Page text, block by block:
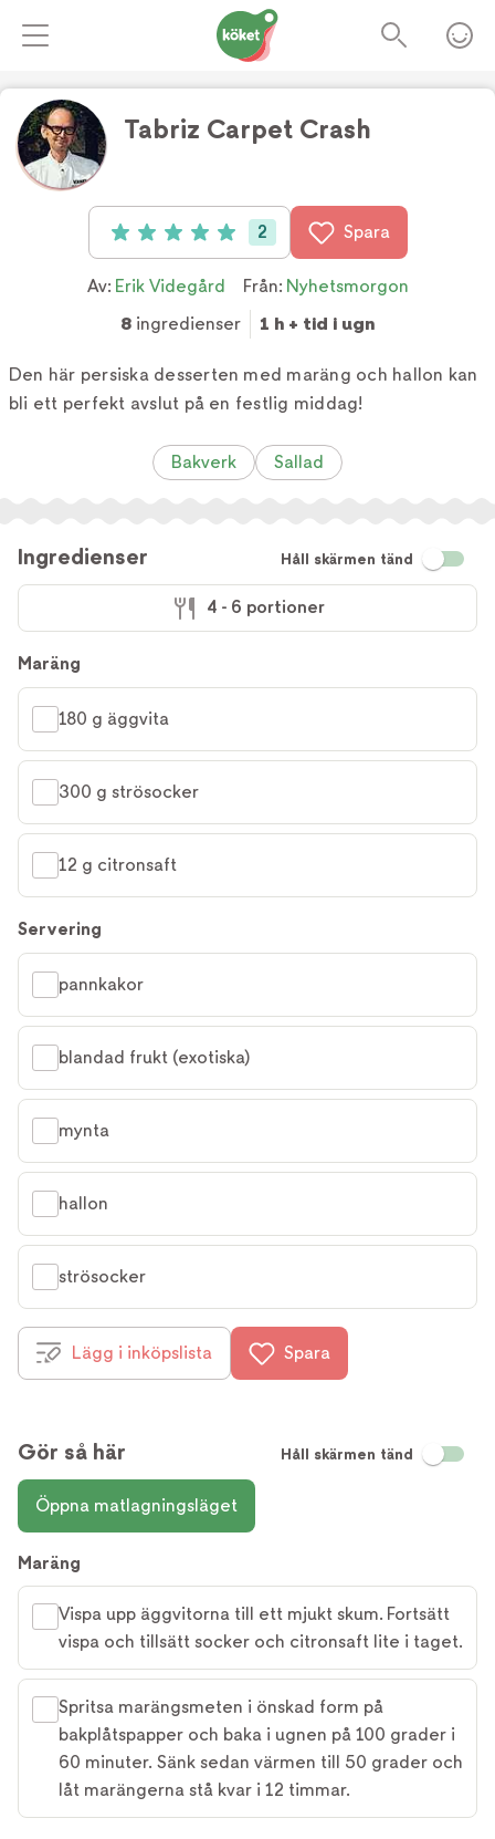
Tabriz Carpet Crash
Betyg: 5 av 5 (2 röster)
2 Spara
Av: Erik Videgård Från: Nyhetsmorgon
8 ingredienser 1 h + tid i ugn
Den här persiska desserten med maräng och hallon kan
bli ett perfekt avslut på en festlig middag!
Bakverk Sallad
Ingredienser Håll skärmen tänd
4 - 6 portioner
Maräng
180 g äggvita
300 g strösocker
12 g citronsaft
Servering
pannkakor
blandad frukt (exotiska)
mynta
hallon
strösocker
Lägg i inköpslista Spara
Gör så här Håll skärmen tänd
Öppna matlagningsläget
Maräng
Vispa upp äggvitorna till ett mjukt skum. Fortsätt
vispa och tillsätt socker och citronsaft lite i taget.
Spritsa marängsmeten i önskad form på
bakplåtspapper och baka i ugnen på 100 grader i
60 minuter. Sänk sedan värmen till 50 grader och
låt marängerna stå kvar i 12 timmar.